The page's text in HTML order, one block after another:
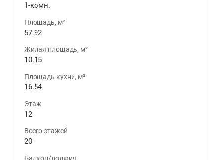
1-комн.
Площадь, м²
57.92
Жилая площадь, м²
10.15
Площадь кухни, м²
16.54
Этаж
12
Всего этажей
20
Балкон/лоджия